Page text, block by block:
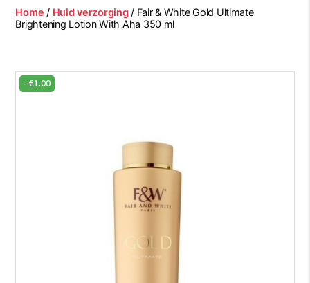
Beauty
Centre
Home / Huid verzorging / Fair & White Gold Ultimate
Brightening Lotion With Aha 350 ml
-€1.00